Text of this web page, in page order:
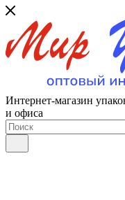
Интернет-магазин
и офиса